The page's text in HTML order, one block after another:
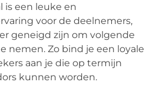
is een leuke en
voor de deelnemers,
geneigd zijn om volgende
nemen. Zo bind je een loyale
aan je die op termijn
kunnen worden.